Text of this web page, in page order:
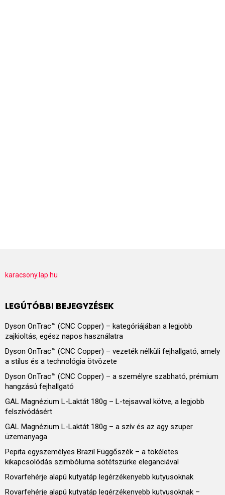
karacsony.lap.hu
LEGÚTÓBBI BEJEGYZÉSEK
Dyson OnTrac™ (CNC Copper) – kategóriájában a legjobb
zajkioltás, egész napos használatra
Dyson OnTrac™ (CNC Copper) – vezeték nélküli fejhallgató, amely
a stílus és a technológia ötvözete
Dyson OnTrac™ (CNC Copper) – a személyre szabható, prémium
hangzású fejhallgató
GAL Magnézium L-Laktát 180g – L-tejsavval kötve, a legjobb
felszívódásért
GAL Magnézium L-Laktát 180g – a szív és az agy szuper
üzemanyaga
Pepita egyszemélyes Brazil Függőszék – a tökéletes
kikapcsolódás szimbóluma sötétszürke eleganciával
Rovarfehérje alapú kutyatáp legérzékenyebb kutyusoknak
Rovarfehérje alapú kutyatáp legérzékenyebb kutyusoknak –